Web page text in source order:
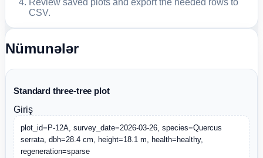
Review saved plots and export the needed rows to
CSV.
Nümunələr
Standard three-tree plot
Giriş
plot_id=P-12A, survey_date=2026-03-26, species=Quercus
serrata, dbh=28.4 cm, height=18.1 m, health=healthy,
regeneration=sparse